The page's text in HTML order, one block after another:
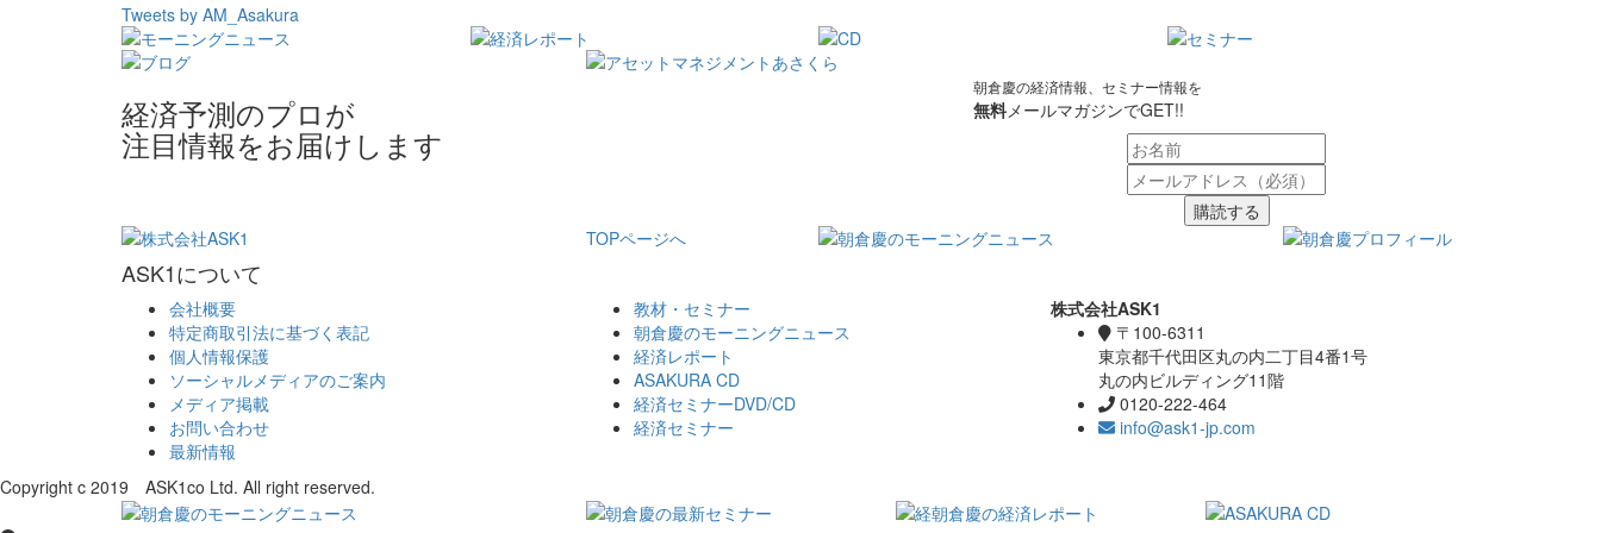
Tweets by AM_Asakura
経済予測のプロが
注目情報をお届けします
朝倉慶の経済情報、セミナー情報を
無料 メールマガジンでGET!!
購読する
TOPページへ
ASK1について
会社概要
特定商取引法に基づく表記
個人情報保護
ソーシャルメディアのご案内
メディア掲載
お問い合わせ
最新情報
教材・セミナー
朝倉慶のモーニングニュース
経済レポート
ASAKURA CD
経済セミナーDVD/CD
経済セミナー
株式会社ASK1
〒100-6311
東京都千代田区丸の内二丁目4番1号
丸の内ビルディング11階
0120-222-464
info@ask1-jp.com
Copyright c 2019 ASK1co Ltd. All right reserved.